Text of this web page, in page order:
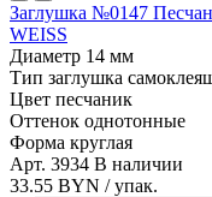
Заглушка №0147
WEISS
Диаметр 14 мм
Тип заглушка
Цвет песчаник
Оттенок однотонные
Форма круглая
Арт. 3934 В наличии
33.55 BYN / упак.